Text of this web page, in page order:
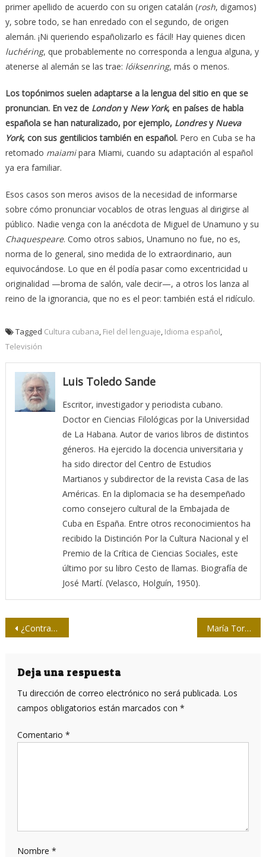
primer apellido de acuerdo con su origen catalán (rosh, digamos)
y, sobre todo, se han enredado con el segundo, de origen
alemán. ¡Ni queriendo españolizarlo es fácil! Hay quienes dicen
luchéring, que probablemente no corresponda a lengua alguna, y
atenerse al alemán se las trae: lóiksenring, más o menos.
Los topónimos suelen adaptarse a la lengua del sitio en que se
pronuncian. En vez de Londony New York, en países de habla
española se han naturalizado, por ejemplo, Londresy Nueva
York, con sus gentilicios también en español.Pero en Cuba se ha
retomado maiamipara Miami, cuando su adaptación al español
ya era familiar.
Esos casos son meros avisos de la necesidad de informarse
sobre cómo pronunciar vocablos de otras lenguas al dirigirse al
público. Nadie venga con la anécdota de Miguel de Unamuno y su
Chaquespeare. Como otros sabios, Unamuno no fue, no es,
norma de lo general, sino medida de lo extraordinario, aun
equivocándose. Lo que en él podía pasar como excentricidad u
originalidad —broma de salón, vale decir—, a otros los lanza al
reino de la ignorancia, que no es el peor: también está el ridículo.
Tagged Cultura cubana Fiel del lenguaje Idioma español
Televisión
Luis Toledo Sande
Escritor, investigador y periodista cubano.
Doctor en Ciencias Filológicas por la Universidad
de La Habana. Autor de varios libros de distintos
géneros. Ha ejercido la docencia universitaria y
ha sido director del Centro de Estudios
Martianos y subdirector de la revista Casa de las
Américas. En la diplomacia se ha desempeñado
como consejero cultural de la Embajada de
Cuba en España. Entre otros reconocimientos ha
recibido la Distinción Por la Cultura Nacional y el
Premio de la Crítica de Ciencias Sociales, este
último por su libro Cesto de llamas. Biografía de
José Martí. (Velasco, Holguín, 1950).
Navegación
entradas
¿Contra la cultura cubana? (I Parte) María Torrellas: “Los logros de las mujeres cubanas son luminosos”
Deja una respuesta
Tu dirección de correo electrónico no será publicada. Los
campos obligatorios están marcados con *
Comentario *
Nombre *